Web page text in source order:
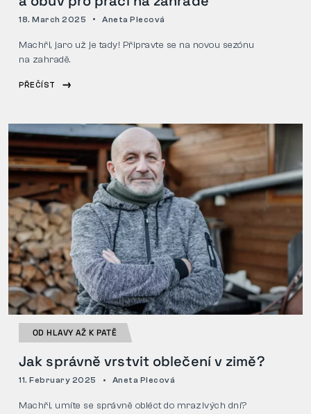
18. March 2025 Aneta Plecová
Machři, jaro už je tady! Připravte se na novou sezónu
na zahradě.
PŘEČÍST
OD HLAVY AŽ K PATĚ
Jak správně vrstvit oblečení v zimě?
11. February 2025 Aneta Plecová
Machři, umíte se správně obléct do mrazivých dní?